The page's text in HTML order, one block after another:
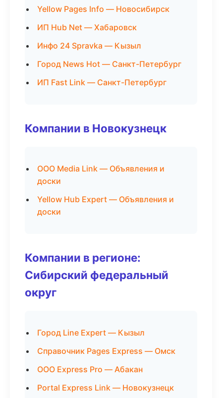
Yellow Pages Info — Новосибирск
ИП Hub Net — Хабаровск
Инфо 24 Spravka — Кызыл
Город News Hot — Санкт-Петербург
ИП Fast Link — Санкт-Петербург
Компании в Новокузнецк
ООО Media Link — Объявления и
доски
Yellow Hub Expert — Объявления и
доски
Компании в регионе:
Сибирский федеральный
округ
Город Line Expert — Кызыл
Справочник Pages Express — Омск
ООО Express Pro — Абакан
Portal Express Link — Новокузнецк